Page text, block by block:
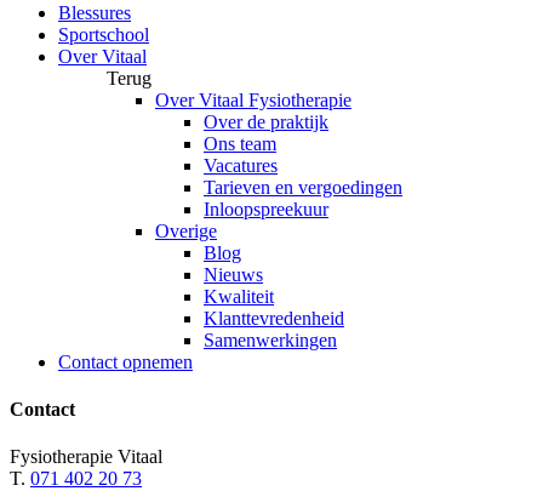
Blessures
Sportschool
Over Vitaal
Terug
Over Vitaal Fysiotherapie
Over de praktijk
Ons team
Vacatures
Tarieven en vergoedingen
Inloopspreekuur
Overige
Blog
Nieuws
Kwaliteit
Klanttevredenheid
Samenwerkingen
Contact opnemen
Contact
Fysiotherapie Vitaal
T. 071 402 20 73